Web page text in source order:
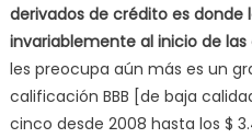
derivados de crédito es donde
invariablemente al inicio de las
les preocupa aún más es un
calificación BBB [de baja
cinco desde 2008 hasta los $